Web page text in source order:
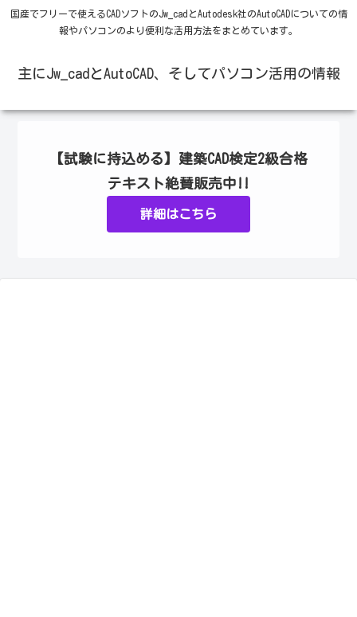
国産でフリーで使えるCADソフトのJw_cadとAutodesk社のAutoCADについての情
報やパソコンのより便利な活用方法をまとめています。
主にJw_cadとAutoCAD、そしてパソコン活用の情報
【試験に持込める】建築CAD検定2級合格
テキスト絶賛販売中!!
詳細はこちら